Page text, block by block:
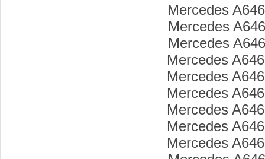
Mercedes
Mercedes
Mercedes
Mercedes
Mercedes
Mercedes
Mercedes
Mercedes
Mercedes